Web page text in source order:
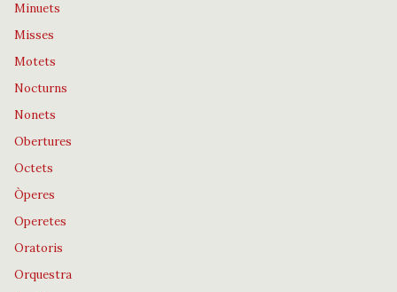
Minuets
Misses
Motets
Nocturns
Nonets
Obertures
Octets
Òperes
Operetes
Oratoris
Orquestra